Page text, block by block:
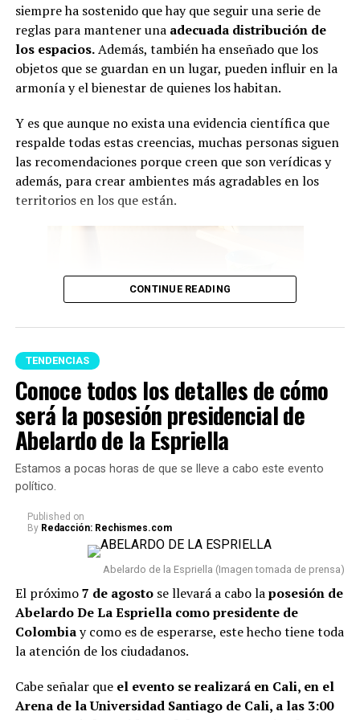
Y pese a que por unas semanas mostró evolución, el
pasado 7 de agosto,Jorgeno le ganó la batalla a la
muerte y murió en un centro médico de Rosario, ciudad
en la que nació. Es preciso resaltar que aún se conocen
mayores detalles sobre las circunstancias de su muerte.
Lee también: “Y el verano rosa ahora es un
invierno”: Karol G estrenó su nuevo álbum y fans
descubrieron posibles referencias a Feid
Hasta el momento, esta noticia ha causado tristeza
pronunciamiento público sobre el fallecimiento de su
de Lionel Messi, así lo
comunicaba el sanatorio
Centro, a través de su
Director Médico.
pic.twitter.com/mUt8oLXegy
— Gabriel Castro
(@GabrielCastroOK)
August 8, 2026
siempre ha sostenido que hay que seguir una serie de
reglas para mantener unaadecuada distribución de
los espacios.Además, también ha enseñado que los
objetos que se guardan en un lugar, pueden influir en la
armonía y el bienestar de quienes los habitan.
Y es que aunque no exista una evidencia científica que
respalde todas estas creencias, muchas personas siguen
las recomendaciones porque creen que son verídicas y
además, para crear ambientes más agradables en los
territorios en los que están.
Feng Shui (Imagen tomada de Pinterest)
A continuación te presentamos algunos consejos,
respecto a qué
hogar porque podrían acumular malas energías:
1. Uno de los principales reglas esevitar acumular
objetos rotos o dañados. Cosas como espejos partidos,
relojes que no funcionan o electrodomésticos sin
funcionamiento suelen asociarse con el estancamiento y
la dificultad para avanzar.
2. También se recomienda deshacerse de la ropa que
espacio innecesario en el closet, conservar estas
prendas pueden dificultar la sensación de renovación
CONTINUE READING
TENDENCIAS
Conoce todos los detalles de cómo
será la posesión presidencial de
Abelardo de la Espriella
Estamos a pocas horas de que se lleve a cabo este evento
político.
Published on
By Redacción: Rechismes.com
Abelardo de la Espriella (Imagen tomada de prensa)
El próximo7 de agostose llevará a cabo laposesión de
Abelardo De La Espriella como presidente de
Colombiay como es de esperarse, este hecho tiene toda
la atención de los ciudadanos.
Cabe señalar que el evento se realizará en Cali, en el
Arena de la Universidad Santiago de Cali, a las 3:00